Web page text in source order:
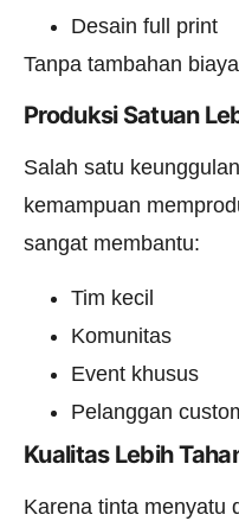
Desain full print
Tanpa tambahan
Produksi Satuan
Salah satu
kemampuan
sangat membantu:
Tim kecil
Komunitas
Event khusus
Pelanggan
Kualitas Lebih
Karena tinta menyatu